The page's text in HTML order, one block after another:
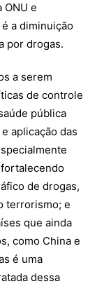
ONU e
a diminuição
por drogas.
a serem
de controle
pública
aplicação das
de drogas,
terrorismo; e
que ainda
como China e
é uma
dessa